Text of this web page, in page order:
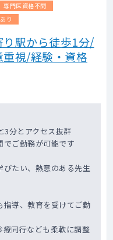
専門医資格不問
り
駅から徒歩1分/
重視/経験・資格
3分とアクセス抜群
でご勤務が可能です
たい、熱意のある先生
導、教育を受けてご勤
療同行なども柔軟に調整